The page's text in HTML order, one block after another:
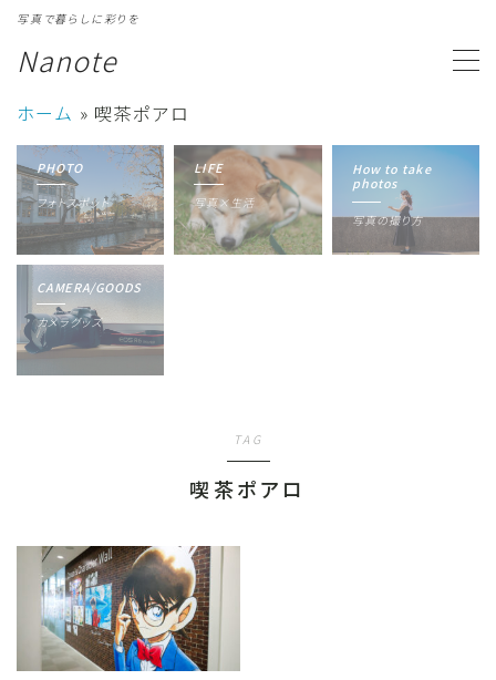
Nanote
写真で暮らしに彩りを
MENU
カテゴリ一覧 Category
写真ギャラリー Gallery
プロフィール
ホーム » 喫茶ポアロ
フォトスポット
PHOTO
写真×生活
LIFE
写真の撮り方
How to take
photos
カメラグッズ
CAMERA/GOODS
TAG
喫茶ポアロ